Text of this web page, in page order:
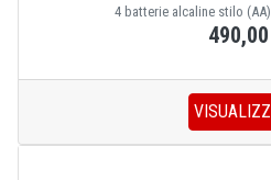
4 batterie alcaline stilo